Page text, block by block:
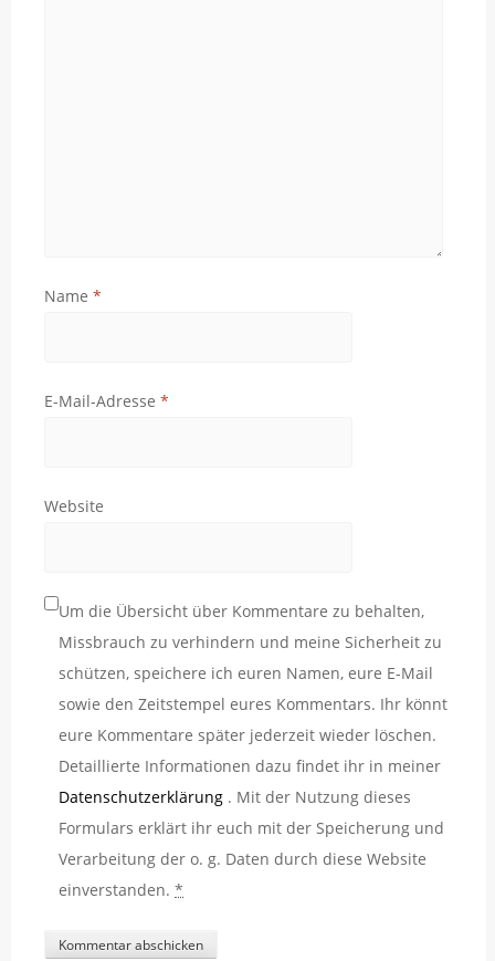
Name *
E-Mail-Adresse *
Website
Um die Übersicht über Kommentare zu behalten,
Missbrauch zu verhindern und meine Sicherheit zu
schützen, speichere ich euren Namen, eure E-Mail
sowie den Zeitstempel eures Kommentars. Ihr könnt
eure Kommentare später jederzeit wieder löschen.
Detaillierte Informationen dazu findet ihr in meiner
Datenschutzerklärung . Mit der Nutzung dieses
Formulars erklärt ihr euch mit der Speicherung und
Verarbeitung der o. g. Daten durch diese Website
einverstanden. *